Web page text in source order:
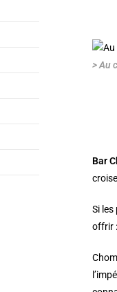
> Au
Bar
Si
offrir